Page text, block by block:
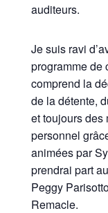
auditeurs.
Je suis ravi
programme de
comprend la
de la détente,
et toujours des
personnel
animées par
prendrai part
Peggy
Remacle.